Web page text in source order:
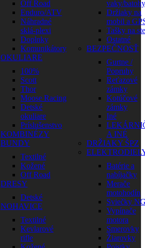
Off Road
Enduro/ATV
Náhradné
sklá-plexi
Doplnky
Komunikátory
OKULIARE
100%
Scott
Thor
Moose Racing
Detské
okuliare
Príslušenstvo
KOMBINÉZY
BUNDY
Textilné
Kožené
Off Road
DRESY
Detské
NOHAVICE
Textilné
Kevlarové
rifle
vaky/batohy
Držiaky na
mobil a
Tašky na
Ostatné
BEZPEČNOSŤ
Gurtne /
Popruhy
Reťazové
zámky
Kotúčové
zámky
Iné
A INÉ
DRŽIAKY ŠPZ
Batérie a
nabíjačky
Merače
motohodín
Sviečky
Vypínače
motora
Smerovky
Žiarovky